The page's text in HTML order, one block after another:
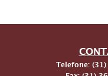
Telefone: